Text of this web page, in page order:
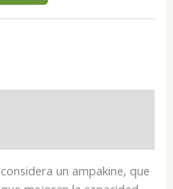
un ampakine, que